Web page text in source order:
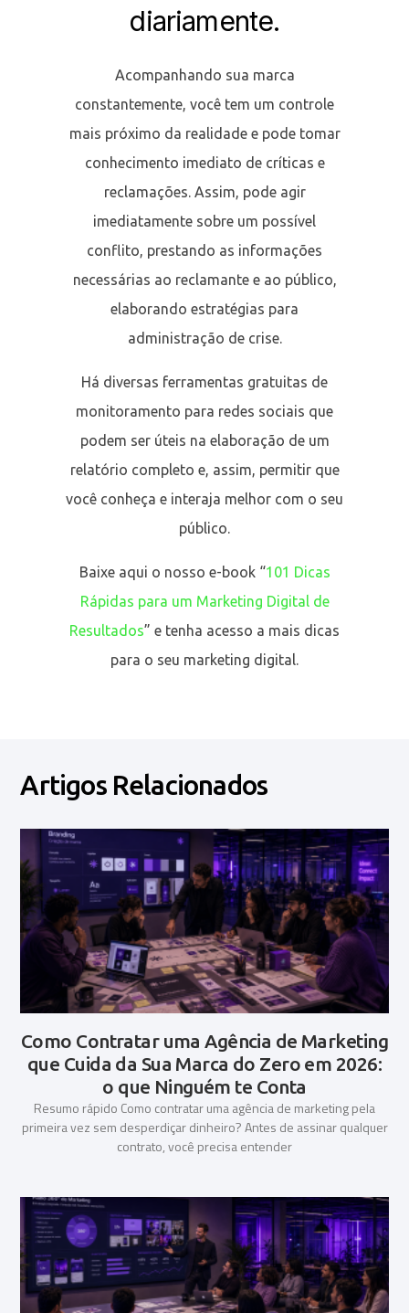
diariamente.
Acompanhando sua marca
constantemente, você tem um controle
mais próximo da realidade e pode tomar
conhecimento imediato de críticas e
reclamações. Assim, pode agir
imediatamente sobre um possível
conflito, prestando as informações
necessárias ao reclamante e ao público,
elaborando estratégias para
administração de crise.
Há diversas ferramentas gratuitas de
monitoramento para redes sociais que
podem ser úteis na elaboração de um
relatório completo e, assim, permitir que
você conheça e interaja melhor com o seu
público.
Baixe aqui o nosso e-book “101 Dicas
Rápidas para um Marketing Digital de
Resultados” e tenha acesso a mais dicas
para o seu marketing digital.
Artigos Relacionados
Como Contratar uma Agência de Marketing
que Cuida da Sua Marca do Zero em 2026:
o que Ninguém te Conta
Resumo rápido Como contratar uma agência de marketing pela
primeira vez sem desperdiçar dinheiro? Antes de assinar qualquer
contrato, você precisa entender